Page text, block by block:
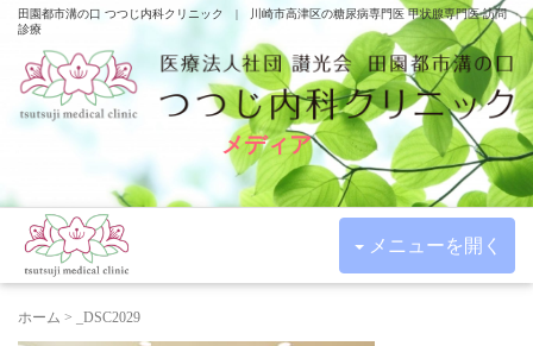
田園都市溝の口 つつじ内科クリニック | 川崎市高津区の糖尿病専門医 甲状腺専門医 訪問
診療
メディア
メニューを開く
ホーム > _DSC2029